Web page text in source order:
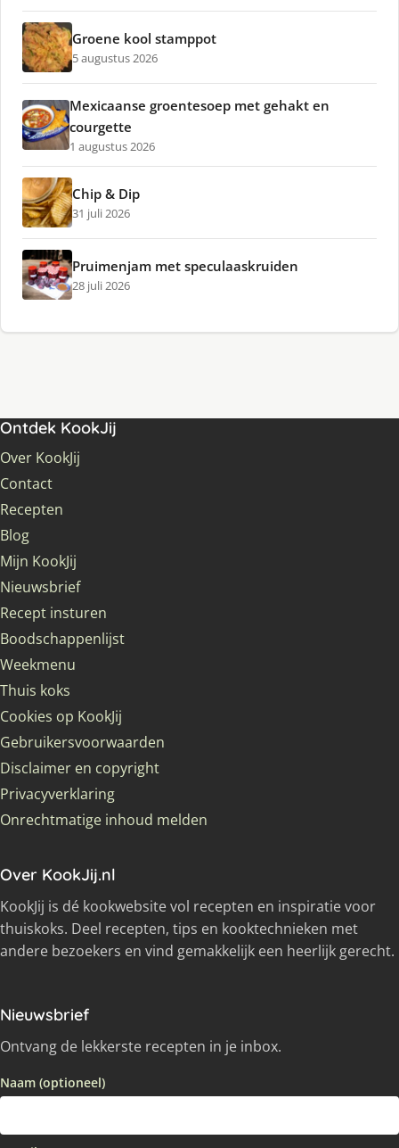
Groene kool stamppot
5 augustus 2026
Mexicaanse groentesoep met gehakt en
courgette
1 augustus 2026
Chip & Dip
31 juli 2026
Pruimenjam met speculaaskruiden
28 juli 2026
Ontdek KookJij
Over KookJij
Contact
Recepten
Blog
Mijn KookJij
Nieuwsbrief
Recept insturen
Boodschappenlijst
Weekmenu
Thuis koks
Cookies op KookJij
Gebruikersvoorwaarden
Disclaimer en copyright
Privacyverklaring
Onrechtmatige inhoud melden
Over KookJij.nl
KookJij is dé kookwebsite vol recepten en inspiratie voor
thuiskoks. Deel recepten, tips en kooktechnieken met
andere bezoekers en vind gemakkelijk een heerlijk gerecht.
Nieuwsbrief
Ontvang de lekkerste recepten in je inbox.
Naam (optioneel)